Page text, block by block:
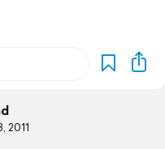
2011